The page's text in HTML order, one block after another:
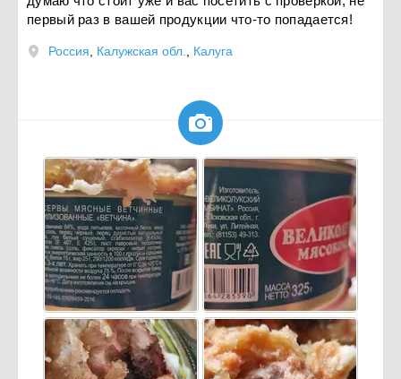
первый раз в вашей продукции что-то попадается!
Россия Калужская обл. Калуга
